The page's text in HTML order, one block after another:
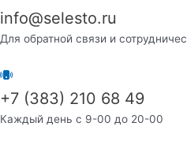
info@selesto.ru
Для обратной связи и
+7 (383) 210 68 49
Каждый день с 9-00 до 20-00